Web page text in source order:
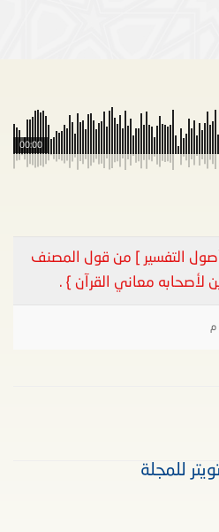
00:00
أصول التفسير ] من قول المصنف
لأصحابه معاني القرآن } .
للمجلة